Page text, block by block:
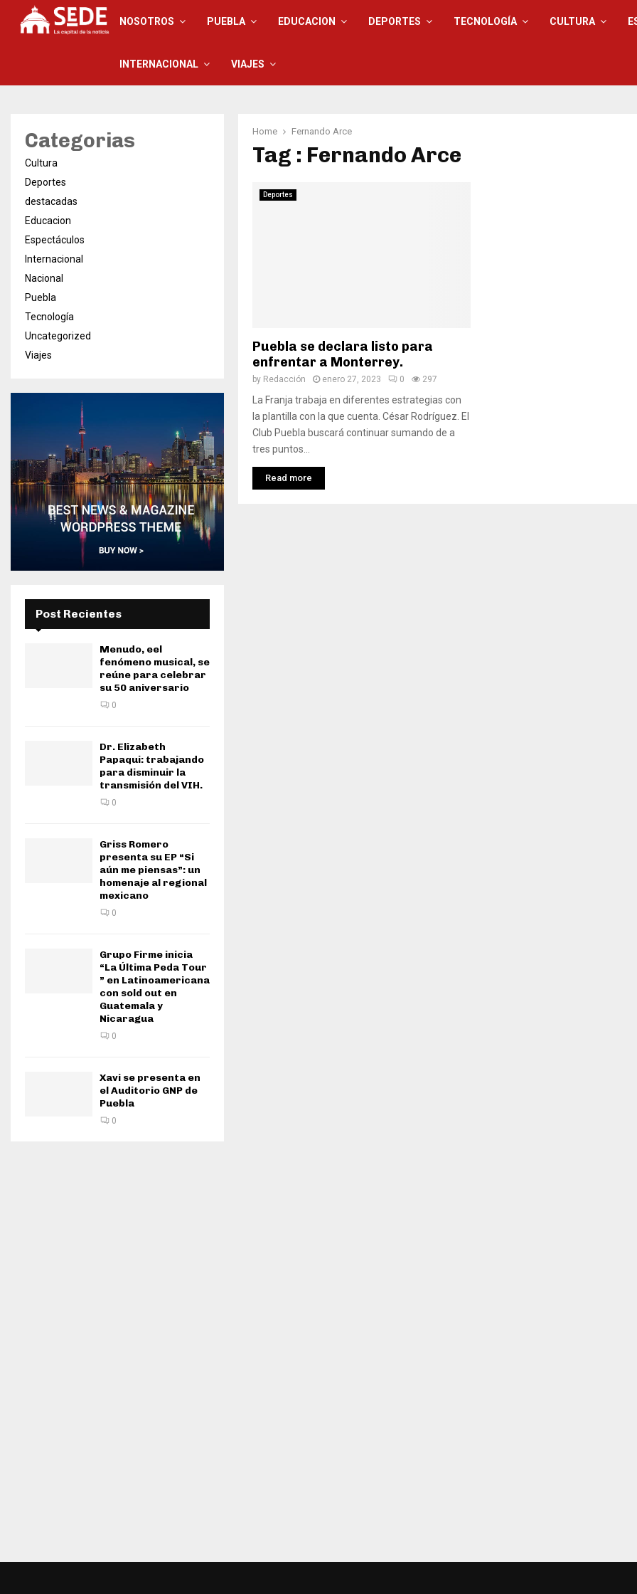
NOSOTROS PUEBLA EDUCACION DEPORTES TECNOLOGÍA CULTURA
INTERNACIONAL VIAJES
Home Fernando Arce
Tag : Fernando Arce
Deportes
Puebla se declara listo para
enfrentar a Monterrey.
by Redacción enero 27, 2023 0 297
La Franja trabaja en diferentes estrategias con
la plantilla con la que cuenta. César Rodríguez. El
Club Puebla buscará continuar sumando de a
tres puntos...
Read more
Categorias
Cultura
Deportes
destacadas
Educacion
Espectáculos
Internacional
Nacional
Puebla
Tecnología
Uncategorized
Viajes
Post Recientes
Menudo, eel
fenómeno musical, se
reúne para celebrar
su 50 aniversario
0
Dr. Elizabeth
Papaqui: trabajando
para disminuir la
transmisión del VIH.
0
Griss Romero
presenta su EP “Si
aún me piensas”: un
homenaje al regional
mexicano
0
Grupo Firme inicia
“La Última Peda Tour
” en Latinoamericana
con sold out en
Guatemala y
Nicaragua
0
Xavi se presenta en
el Auditorio GNP de
Puebla
0